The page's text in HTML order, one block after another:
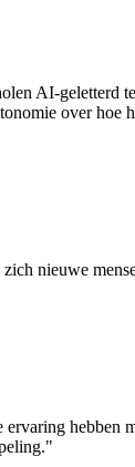
AI-
over hoe
nieuwe
hebben